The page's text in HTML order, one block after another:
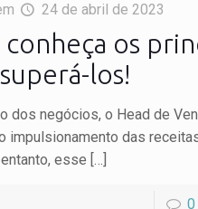
24 de abril de 2023
os
los!
dos negócios, o Head de
impulsionamento das
esse […]
0